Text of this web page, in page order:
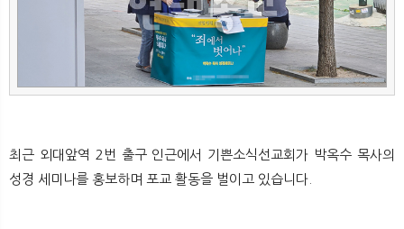
최근 외대앞역 2번 출구 인근에서 기쁜소식선교회가 박옥수 목사의
성경 세미나를 홍보하며 포교 활동을 벌이고 있습니다.